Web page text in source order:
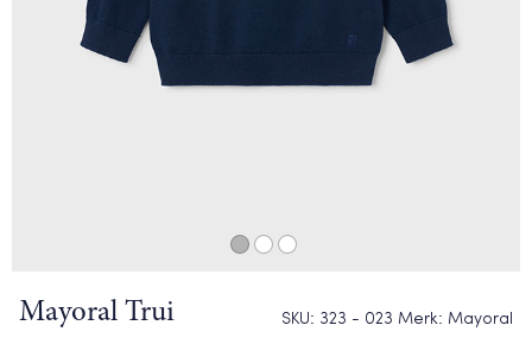
Mayoral Trui SKU: 323 - 023 Merk: Mayoral